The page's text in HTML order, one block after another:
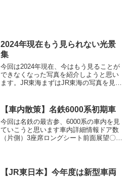
2024年現在もう見られない光景
集
今回は2024年現在、今はもう見ることが
できなくなった写真を紹介しようと思い
ます。JR東海まずはJR東海の写真を見て
5000番台ですね。2022年3月に31...
【車内散策】名鉄6000系初期車
今回は名鉄の最古参、6000系の車内を見
ていこうと思います車内詳細情報ドア数
（片側）3座席ロングシート前面展望〇最
ずは...
【JR東日本】今年度は新型車両